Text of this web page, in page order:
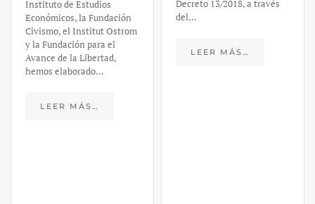
Instituto de Estudios
Económicos, la Fundación
Civismo, el Institut Ostrom
y la Fundación para el
Avance de la Libertad,
hemos elaborado…
LEER MÁS…
Decreto 13/2018, a través
del…
LEER MÁS…